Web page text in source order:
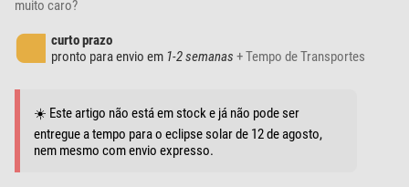
muito caro?
curto prazo
pronto para envio em 1-2 semanas + Tempo de Transportes
☀️ Este artigo não está em stock e já não pode ser
entregue a tempo para o eclipse solar de 12 de agosto,
nem mesmo com envio expresso.